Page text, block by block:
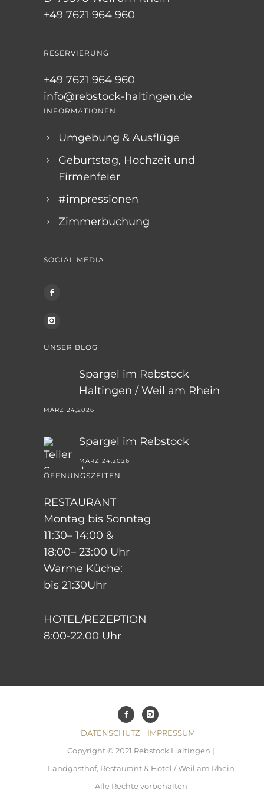
+49 7621 964 960
RESERVIERUNG
+49 7621 964 960
info@rebstock-haltingen.de
INFORMATIONEN
Umgebung & Ausflüge
Geburtstag, Hochzeit und
Firmenfeier
#impressionen
Zimmerbuchung
SOCIAL MEDIA
UNSER BLOG
Spargel im Rebstock
Haltingen / Weil am Rhein
MÄRZ 24,2026
Spargel im Rebstock
MÄRZ 24,2026
ÖFFNUNGSZEITEN
RESTAURANT
Montag bis Sonntag
11:30– 14:00 &
18:00– 23:00 Uhr
Warme Küche:
bis 21:30Uhr
HOTEL/REZEPTION
8:00-22.00 Uhr
DATENSCHUTZ
IMPRESSUM
Copyright © 2021 Rebstock Haltingen |
Landgasthof, Restaurant & Hotel / Weil am Rhein
Alle Rechte vorbehalten